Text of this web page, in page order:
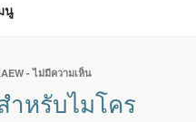
นู
-ไม่มีความเห็น
AKIRAOS:
DOCKER
ำหรับไมโคร